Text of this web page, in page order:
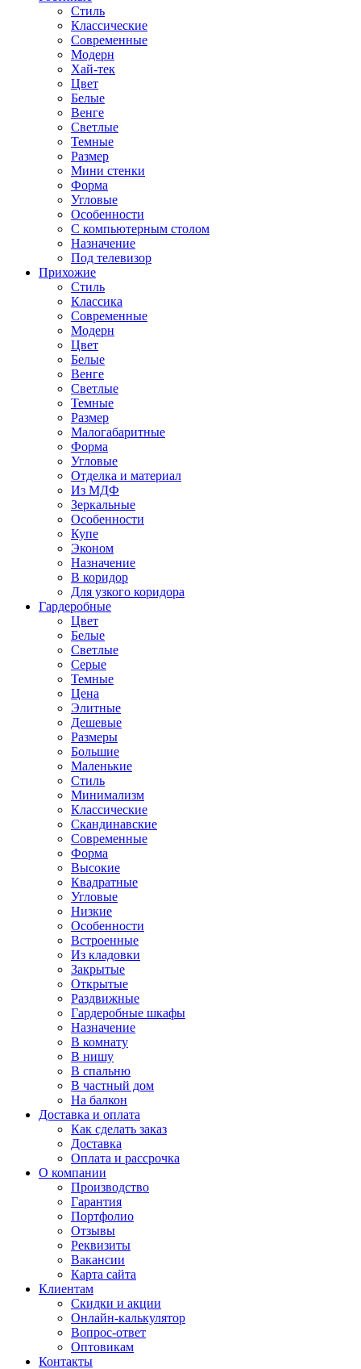
Стиль
Классические
Современные
Модерн
Хай-тек
Цвет
Белые
Венге
Светлые
Темные
Размер
Мини стенки
Форма
Угловые
Особенности
С компьютерным столом
Назначение
Под телевизор
Прихожие
Стиль
Классика
Современные
Модерн
Цвет
Белые
Венге
Светлые
Темные
Размер
Малогабаритные
Форма
Угловые
Отделка и материал
Из МДФ
Зеркальные
Особенности
Купе
Эконом
Назначение
В коридор
Для узкого коридора
Гардеробные
Цвет
Белые
Светлые
Серые
Темные
Цена
Элитные
Дешевые
Размеры
Большие
Маленькие
Стиль
Минимализм
Классические
Скандинавские
Современные
Форма
Высокие
Квадратные
Угловые
Низкие
Особенности
Встроенные
Из кладовки
Закрытые
Открытые
Раздвижные
Гардеробные шкафы
Назначение
В комнату
В нишу
В спальню
В частный дом
На балкон
Доставка и оплата
Как сделать заказ
Доставка
Оплата и рассрочка
О компании
Производство
Гарантия
Портфолио
Отзывы
Реквизиты
Вакансии
Карта сайта
Клиентам
Скидки и акции
Онлайн-калькулятор
Вопрос-ответ
Оптовикам
Контакты